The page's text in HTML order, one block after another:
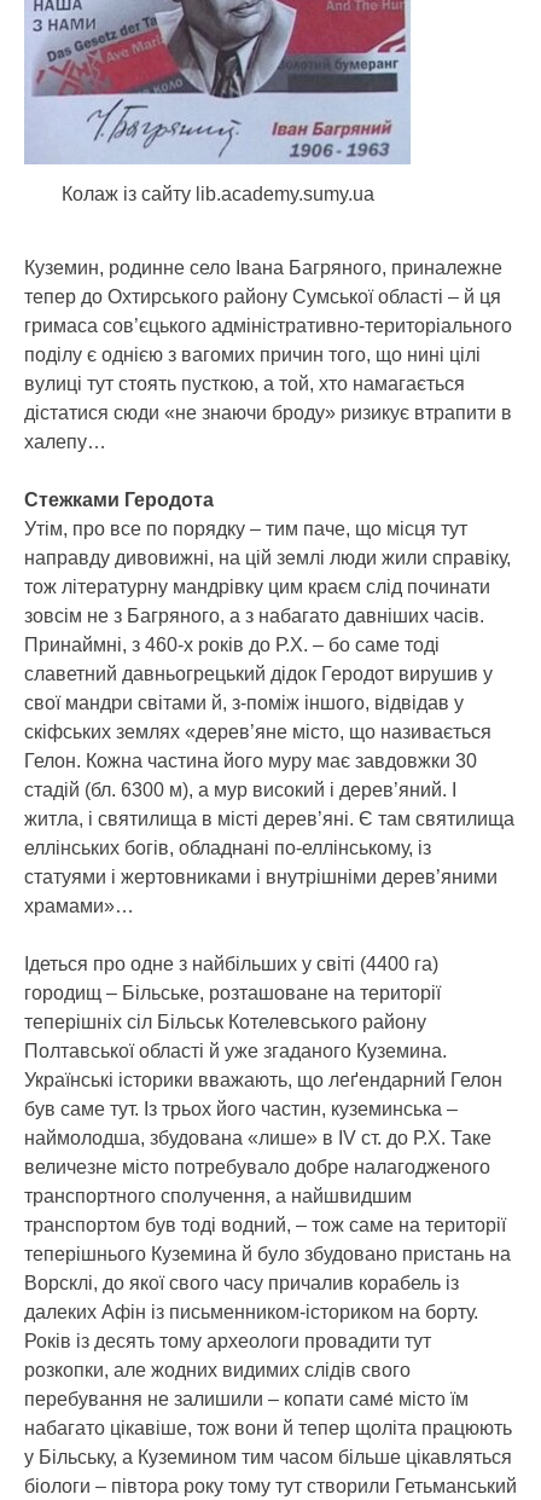
Колаж із сайту lib.academy.sumy.ua
Куземин, родинне село Івана Багряного, приналежне
тепер до Охтирського району Сумської області – й ця
гримаса сов’єцького адміністративно-територіального
поділу є однією з вагомих причин того, що нині цілі
вулиці тут стоять пусткою, а той, хто намагається
дістатися сюди «не знаючи броду» ризикує втрапити в
халепу…
Стежками Геродота
Утім, про все по порядку – тим паче, що місця тут
направду дивовижні, на цій землі люди жили справіку,
тож літературну мандрівку цим краєм слід починати
зовсім не з Багряного, а з набагато давніших часів.
Принаймні, з 460-х років до Р.Х. – бо саме тоді
славетний давньогрецький дідок Геродот вирушив у
свої мандри світами й, з-поміж іншого, відвідав у
скіфських землях «дерев’яне місто, що називається
Гелон. Кожна частина його муру має завдовжки 30
стадій (бл. 6300 м), а мур високий і дерев’яний. І
житла, і святилища в місті дерев’яні. Є там святилища
еллінських богів, обладнані по-еллінському, із
статуями і жертовниками і внутрішніми дерев’яними
храмами»…
Ідеться про одне з найбільших у світі (4400 га)
городищ – Більське, розташоване на території
теперішніх сіл Більськ Котелевського району
Полтавської області й уже згаданого Куземина.
Українські історики вважають, що леґендарний Гелон
був саме тут. Із трьох його частин, куземинська –
наймолодша, збудована «лише» в IV ст. до Р.Х. Таке
величезне місто потребувало добре налагодженого
транспортного сполучення, а найшвидшим
транспортом був тоді водний, – тож саме на території
теперішнього Куземина й було збудовано пристань на
Ворсклі, до якої свого часу причалив корабель із
далеких Афін із письменником-істориком на борту.
Років із десять тому археологи провадити тут
розкопки, але жодних видимих слідів свого
перебування не залишили – копати саме́ місто їм
набагато цікавіше, тож вони й тепер щоліта працюють
у Більську, а Куземином тим часом більше цікавляться
біологи – півтора року тому тут створили Гетьманський